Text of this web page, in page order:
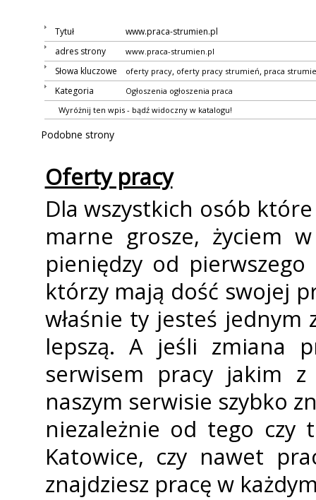
Tytuł
www.praca-strumien.pl
adres strony
www.praca-strumien.pl
Słowa kluczowe oferty pracy, oferty pracy strumień, praca
Kategoria Ogłoszenia ogłoszenia praca
Wyróżnij ten wpis - bądź widoczny w katalogu!
Podobne strony
Oferty pracy
Dla wszystkich osób
marne grosze, życiem
pieniędzy od
którzy mają dość swojej
właśnie ty jesteś jednym
lepszą. A jeśli zmiana
serwisem pracy jakim
naszym serwisie szybko
niezależnie od tego czy
Katowice, czy nawet
znajdziesz pracę w